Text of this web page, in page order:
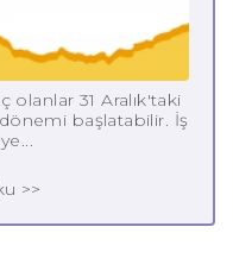
31 Aralık'taki
başlatabilir. İş
>>